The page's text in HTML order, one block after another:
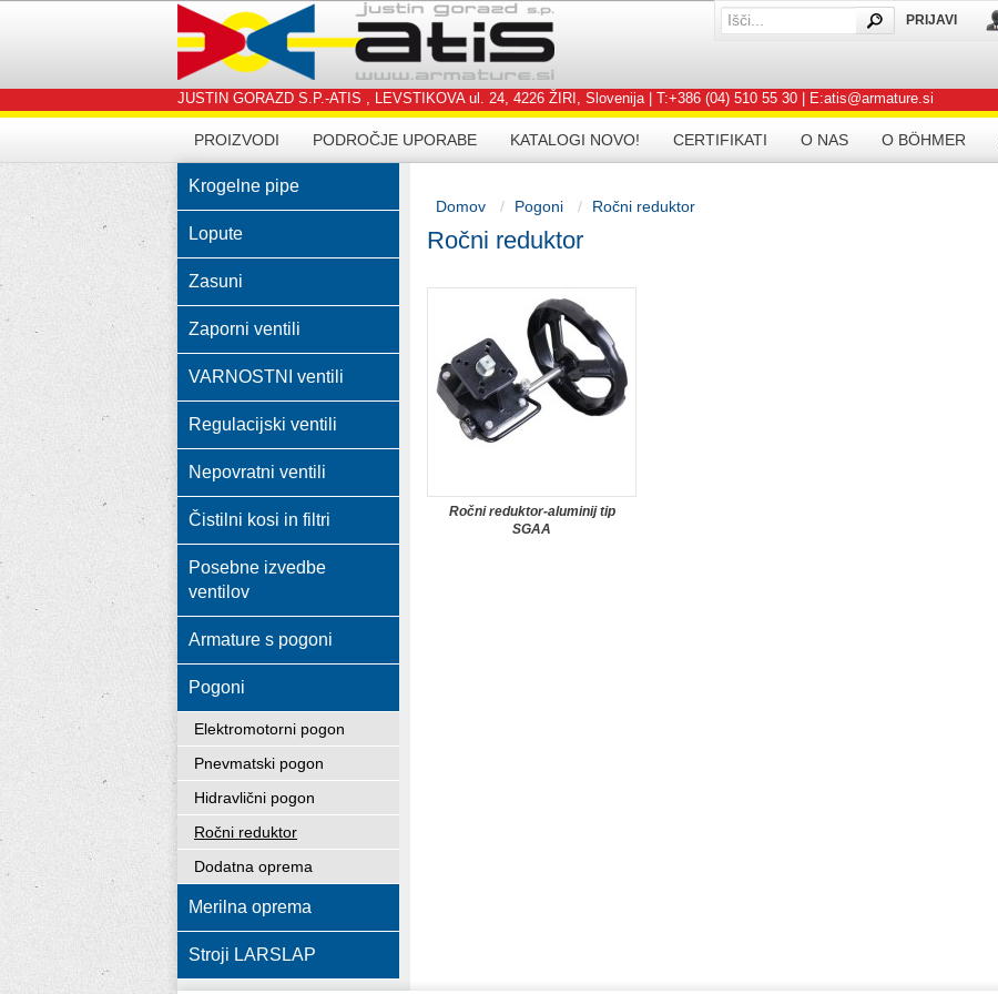
IŠČI PRIJAVI
JUSTIN GORAZD S.P.-ATIS , LEVSTIKOVA ul. 24, 4226 ŽIRI, Slovenija | T:+386 (04) 510 55 30 | E:atis@armature.si
PROIZVODI PODROČJE UPORABE KATALOGI NOVO! CERTIFIKATI O NAS O BÖHMER
Krogelne pipe
Lopute
Zasuni
Zaporni ventili
VARNOSTNI ventili
Regulacijski ventili
Nepovratni ventili
Čistilni kosi in filtri
Posebne izvedbe
ventilov
Armature s pogoni
Pogoni
Elektromotorni pogon
Pnevmatski pogon
Hidravlični pogon
Ročni reduktor
Dodatna oprema
Merilna oprema
Stroji LARSLAP
Domov Pogoni Ročni reduktor
Ročni reduktor
Ročni reduktor-aluminij tip
SGAA